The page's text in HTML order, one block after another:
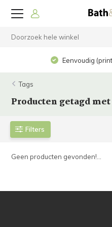
Eenvoudig
Tags
Producten getagd met
Filters
Geen producten gevonden!...